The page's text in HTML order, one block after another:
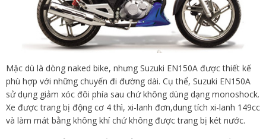
Mặc dù là dòng naked bike, nhưng Suzuki EN150A được thiết kế
phù hợp với những chuyến đi đường dài. Cụ thể, Suzuki EN150A
sử dụng giảm xóc đôi phía sau chứ không dùng dạng monoshock.
Xe được trang bị động cơ 4 thì, xi-lanh đơn,dung tích xi-lanh 149cc
và làm mát bằng không khí chứ không được trang bị két nước.